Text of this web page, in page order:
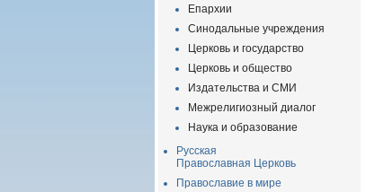
Епархии
Синодальные учреждения
Церковь и государство
Церковь и общество
Издательства и СМИ
Межрелигиозный диалог
Наука и образование
Русская
Православная Церковь
Православие в мире